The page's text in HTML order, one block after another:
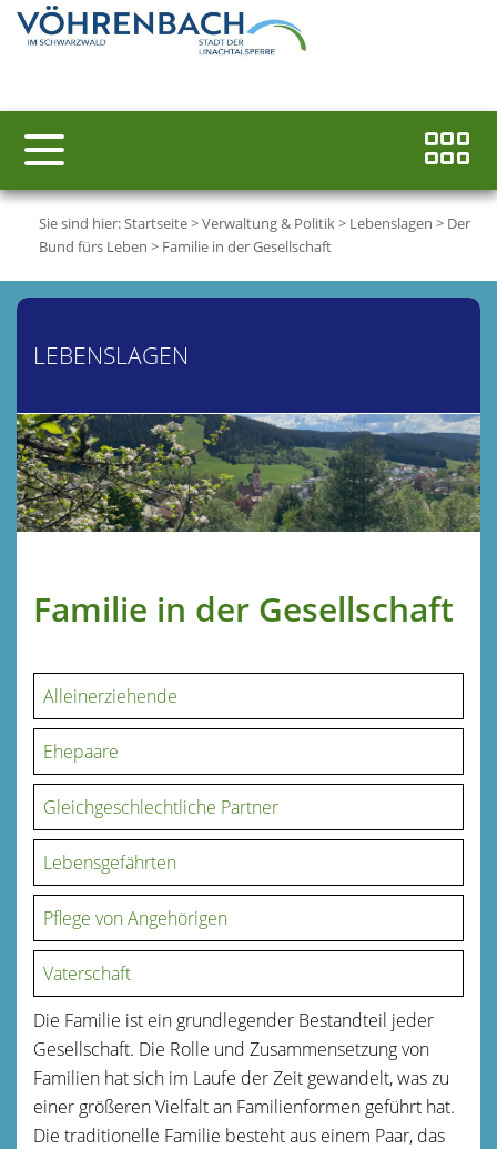
Sie sind hier:Startseite>Verwaltung & Politik> Lebenslagen > Der
Bund fürs Leben > Familie in der Gesellschaft
LEBENSLAGEN
Familie in der Gesellschaft
Alleinerziehende
Ehepaare
Gleichgeschlechtliche Partner
Lebensgefährten
Pflege von Angehörigen
Vaterschaft
Die Familie ist ein grundlegender Bestandteil jeder
Gesellschaft. Die Rolle und Zusammensetzung von
Familien hat sich im Laufe der Zeit gewandelt, was zu
einer größeren Vielfalt an Familienformen geführt hat.
Die traditionelle Familie besteht aus einem Paar, das